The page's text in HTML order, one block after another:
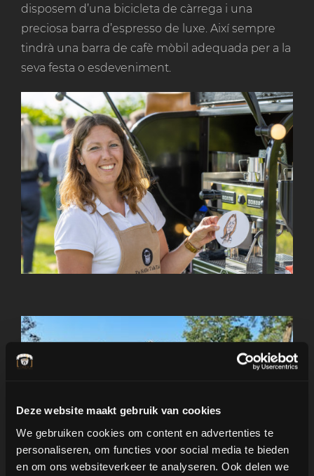
Deze website maakt gebruik van cookies
We gebruiken cookies om content en advertenties te
personaliseren, om functies voor social media te bieden
en om ons websiteverkeer te analyseren. Ook delen we
disposem d’una bicicleta de càrrega i una
preciosa barra d’espresso de luxe. Així sempre
tindrà una barra de cafè mòbil adequada per a la
seva festa o esdeveniment.